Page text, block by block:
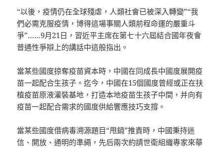
“以後，疫情仍在全球殘虐，人類社會已被深入轉變”“我
們必需克服疫情，博得這場事關人類前程命運的嚴重斗
爭”……9月21日，習近平主席在第七十六屆結合國年夜會
普通性爭辯上的講話中這般指出。
當某些國度掠奪疫苗資本時，中國在同成長中國度展開疫
苗一起配合生孩子。迄今，中國在15個國度曾經或正在扶
植疫苗原液灌裝基地，打造本地疫苗生孩子中間，并向有
疫苗一起配合需求的國度供給響應技巧支撐。
當某些國度借病毒溯源題目“甩鍋”推責時，中國秉持迷
信、開放、通明的準繩，先后兩次約請世衛組織專家來華